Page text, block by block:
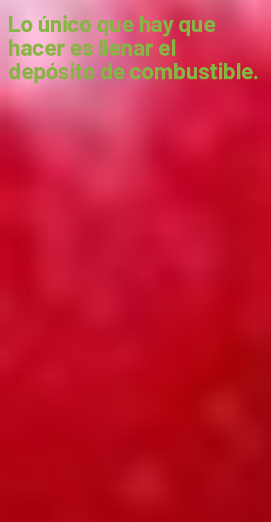
Lo único que hay que
hacer es llenar el
depósito de combustible.